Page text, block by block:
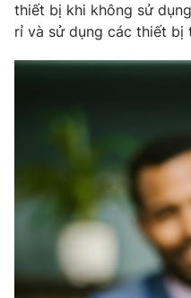
Thị trường
Lịch phát sóng
Emagazine
Photo
VTV Money
thiết bị khi không sử
rỉ và sử dụng các thiết bị